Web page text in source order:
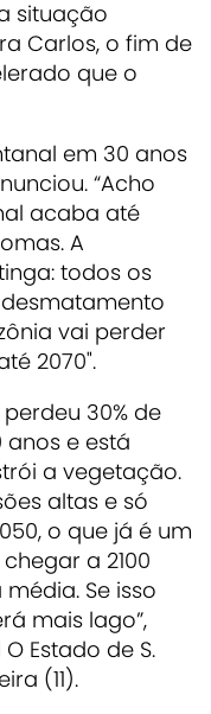
situação
Carlos, o fim de
que o
em 30 anos
“Acho
acaba até
A
todos os
vai perder
2070".
30% de
e está
a vegetação.
altas e só
o que já é um
a 2100
Se isso
mais lago”,
Estado de S.
(11).